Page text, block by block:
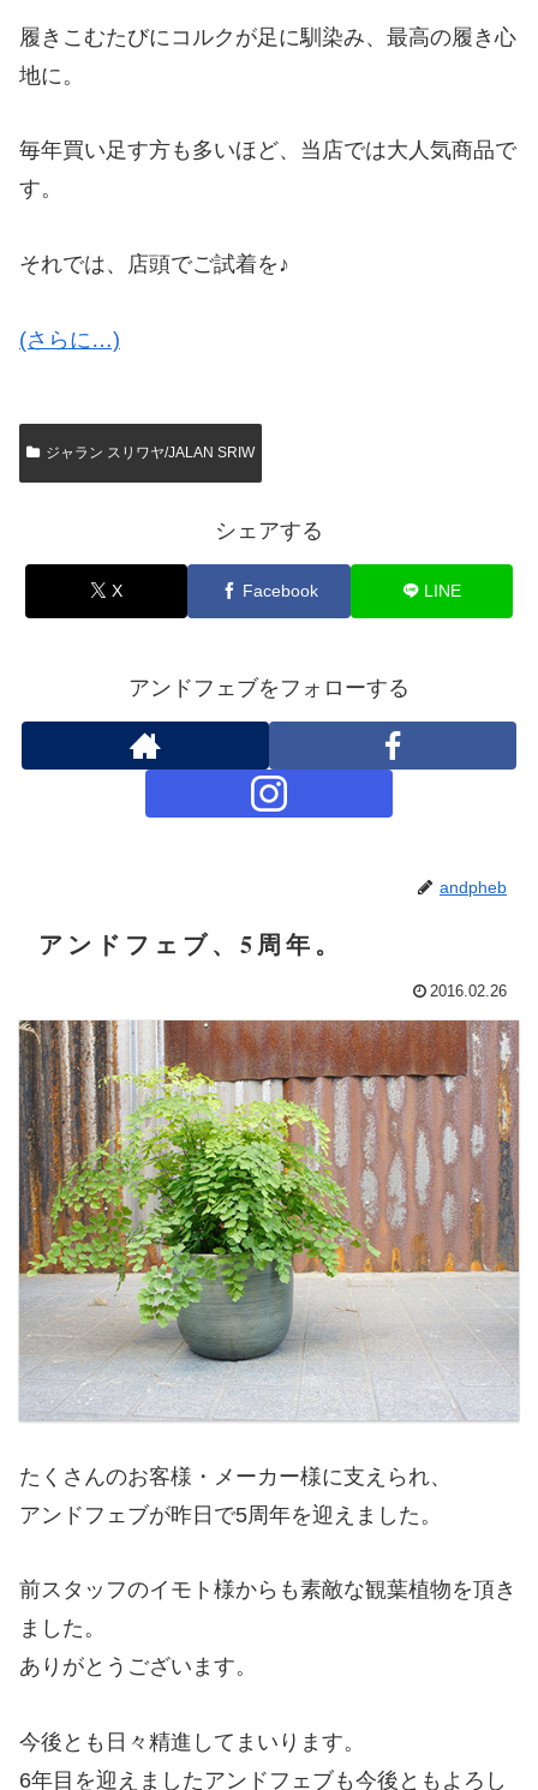
履きこむたびにコルクが足に馴染み、最高の履き心
地に。
毎年買い足す方も多いほど、当店では大人気商品で
す。
それでは、店頭でご試着を♪
(さらに…)
ジャラン スリワヤ/JALAN SRIW
シェアする
X Facebook LINE
アンドフェブをフォローする
andpheb
アンドフェブ、5周年。
2016.02.26
たくさんのお客様・メーカー様に支えられ、
アンドフェブが昨日で5周年を迎えました。
前スタッフのイモト様からも素敵な観葉植物を頂き
ました。
ありがとうございます。
今後とも日々精進してまいります。
6年目を迎えましたアンドフェブも今後ともよろし